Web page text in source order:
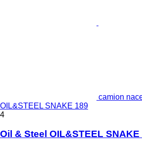
camion
OIL&STEEL SNAKE 189
4
Oil & Steel OIL&STEEL SNAKE